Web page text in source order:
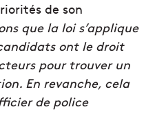
de son
que la loi s’applique
ont le droit
pour trouver un
En revanche, cela
de police